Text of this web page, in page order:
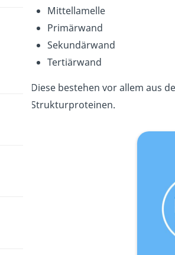
Mittellamelle
Primärwand
Sekundärwand
Tertiärwand
Diese bestehen vor allem aus
Strukturproteinen.